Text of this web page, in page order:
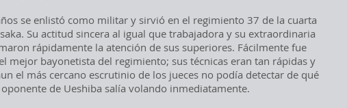
se enlistó como militar y sirvió en el regimiento 37 de la cuarta
Su actitud sincera al igual que trabajadora y su extraordinaria
rápidamente la atención de sus superiores. Fácilmente fue
mejor bayonetista del regimiento; sus técnicas eran tan rápidas y
el más cercano escrutinio de los jueces no podía detectar de qué
de Ueshiba salía volando inmediatamente.